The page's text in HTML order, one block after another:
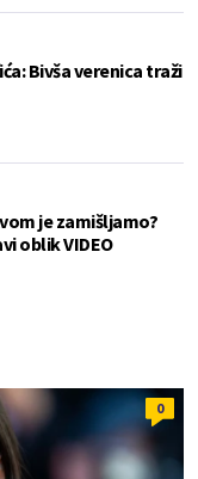
Bivša verenica traži
je zamišljamo?
oblik VIDEO
0